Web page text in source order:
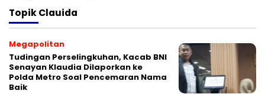
TopikClauida
Megapolitan
Tudingan Perselingkuhan, Kacab BNI
Senayan Klaudia Dilaporkan ke
Polda Metro Soal Pencemaran Nama
Baik